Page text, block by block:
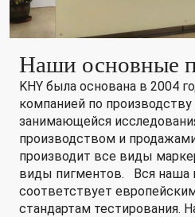
Наши основные
KHY была основана в 2004
компанией по производству
занимающейся
производством и
производит все виды
виды пигментов. Вся наша
соответствует
стандартам тестирования.